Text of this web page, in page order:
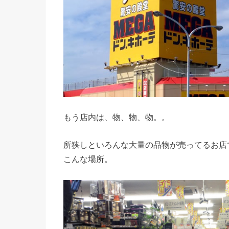
もう店内は、物、物、物。。
所狭しといろんな大量の品物が売ってるお
こんな場所。